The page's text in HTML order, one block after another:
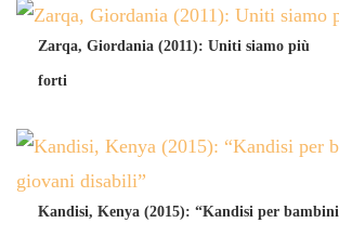
Zarqa, Giordania (2011): Uniti siamo più
forti
Kandisi, Kenya (2015): “Kandisi per bambini